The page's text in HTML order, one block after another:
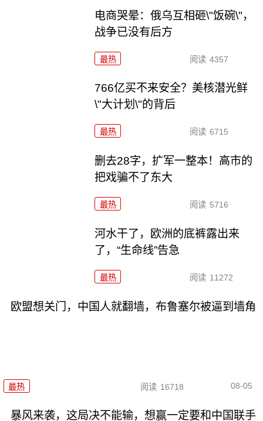
电商哭晕：俄乌互相砸\"饭碗\"，
战争已没有后方
最热 阅读 4357
766亿买不来安全？美核潜光鲜
\"大计划\"的背后
最热 阅读 6715
删去28字，扩军一整本！高市的
把戏骗不了东大
最热 阅读 5716
河水干了，欧洲的底裤露出来
了，“生命线”告急
最热 阅读 11272
欧盟想关门，中国人就翻墙，布鲁塞尔被逼到墙角
最热 阅读 16718 08-05
暴风来袭，这局决不能输，想赢一定要和中国联手